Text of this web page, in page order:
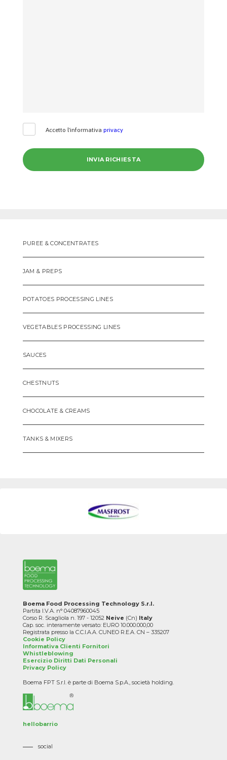
Accetto l'informativa privacy
PUREE & CONCENTRATES
JAM & PREPS
POTATOES PROCESSING LINES
VEGETABLES PROCESSING LINES
SAUCES
CHESTNUTS
CHOCOLATE & CREAMS
TANKS & MIXERS
Boema Food Processing Technology S.r.l.
Partita I.V.A. n° 04087960045
Corso R. Scagliola n. 197 - 12052 Neive (Cn) Italy
Cap. soc. interamente versato: EURO 10.000.000,00
Registrata presso la C.C.I.A.A. CUNEO R.E.A. CN – 335207
Cookie Policy
Informativa Clienti Fornitori
Whistleblowing
Esercizio Diritti Dati Personali
Privacy Policy
Boema FPT S.r.l. è parte di Boema S.p.A., società holding.
hellobarrio
social